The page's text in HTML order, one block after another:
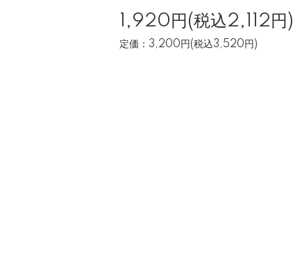
1,920円(税込2,112円)
定価：3,200円(税込3,520円)